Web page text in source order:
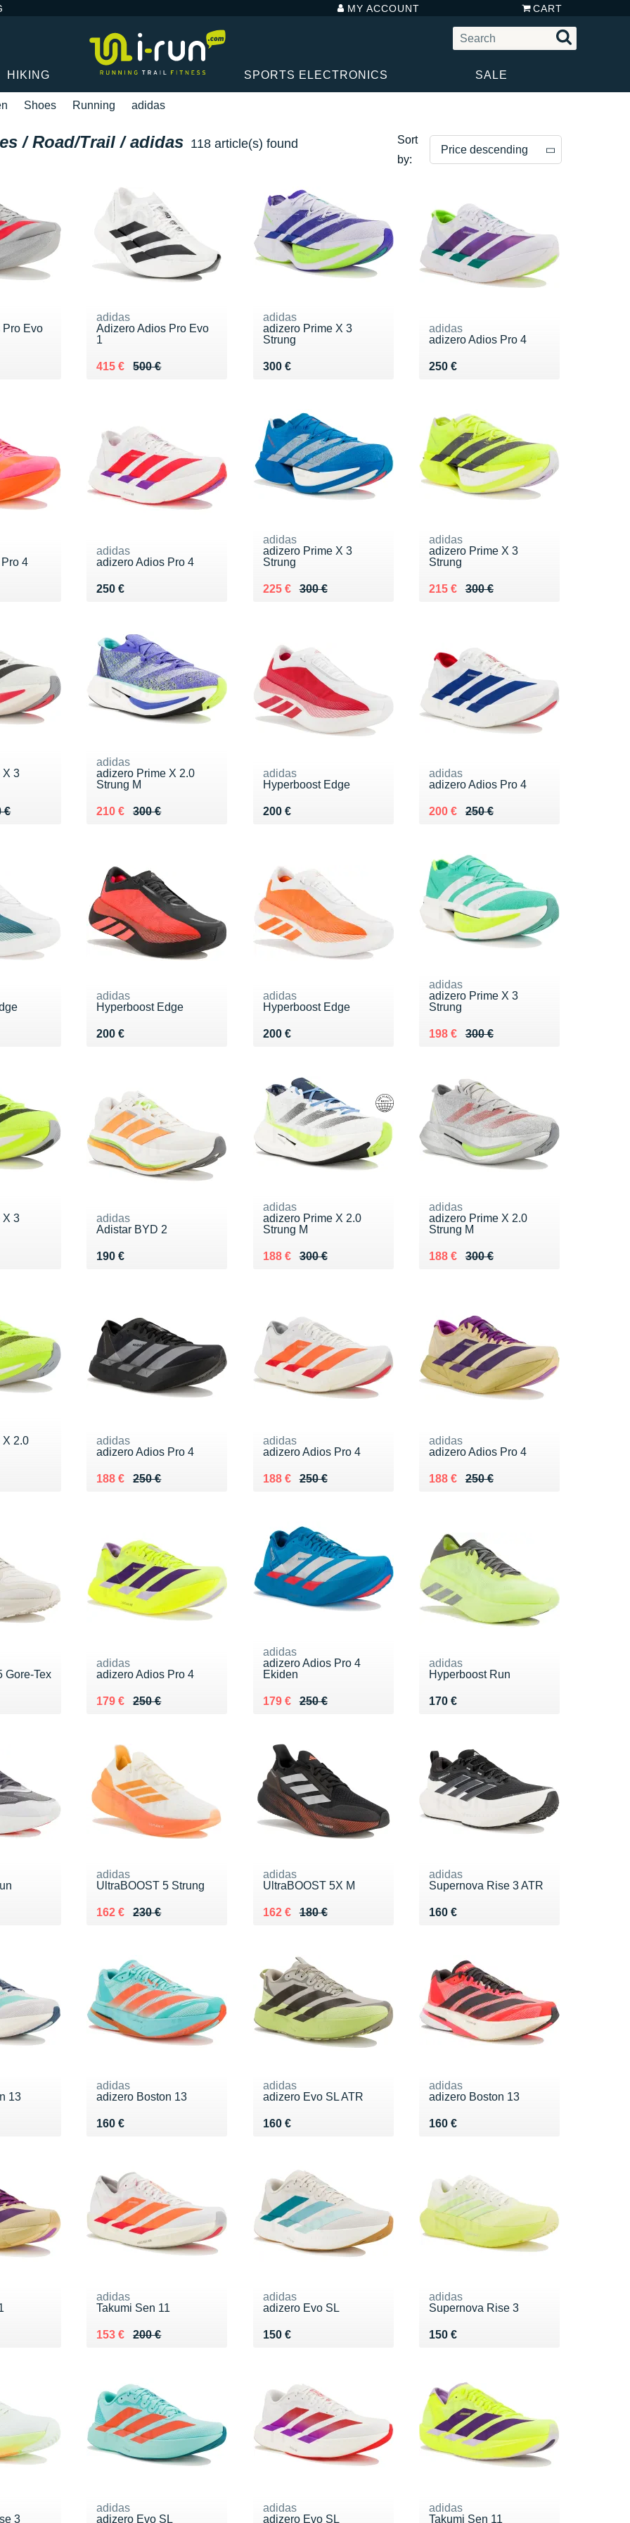
MY ACCOUNT CART
HIKING SPORTS ELECTRONICS SALE
Shoes Running adidas
/ Road/Trail / adidas 118 article(s) found
Sort
by:
Price descending
Price ascending
Pro Evo
adidas
Adizero Adios Pro Evo
1
500 €
Au lieu de 500 €
415 €
Vendu 415 €
adidas
adizero Prime X 3
Strung
300 €
Vendu 300 €
adidas
adizero Adios Pro 4
250 €
Vendu 250 €
4
adidas
adizero Adios Pro 4
250 €
Vendu 250 €
adidas
adizero Prime X 3
Strung
300 €
Au lieu de 300 €
225 €
Vendu 225 €
adidas
adizero Prime X 3
Strung
300 €
Au lieu de 300 €
215 €
Vendu 215 €
X 3
€
€
€
adidas
adizero Prime X 2.0
Strung M
300 €
Au lieu de 300 €
210 €
Vendu 210 €
adidas
Hyperboost Edge
200 €
Vendu 200 €
adidas
adizero Adios Pro 4
250 €
Au lieu de 250 €
200 €
Vendu 200 €
adidas
Hyperboost Edge
200 €
Vendu 200 €
adidas
Hyperboost Edge
200 €
Vendu 200 €
adidas
adizero Prime X 3
Strung
300 €
Au lieu de 300 €
198 €
Vendu 198 €
X 3
€
adidas
Adistar BYD 2
190 €
Vendu 190 €
adidas
adizero Prime X 2.0
Strung M
300 €
Au lieu de 300 €
188 €
Vendu 188 €
adidas
adizero Prime X 2.0
Strung M
300 €
Au lieu de 300 €
188 €
Vendu 188 €
X 2.0
€
adidas
adizero Adios Pro 4
250 €
Au lieu de 250 €
188 €
Vendu 188 €
adidas
adizero Adios Pro 4
250 €
Au lieu de 250 €
188 €
Vendu 188 €
adidas
adizero Adios Pro 4
250 €
Au lieu de 250 €
188 €
Vendu 188 €
Gore-Tex
€
adidas
adizero Adios Pro 4
250 €
Au lieu de 250 €
179 €
Vendu 179 €
adidas
adizero Adios Pro 4
Ekiden
250 €
Au lieu de 250 €
179 €
Vendu 179 €
adidas
Hyperboost Run
170 €
Vendu 170 €
adidas
UltraBOOST 5 Strung
230 €
Au lieu de 230 €
162 €
Vendu 162 €
adidas
UltraBOOST 5X M
180 €
Au lieu de 180 €
162 €
Vendu 162 €
adidas
Supernova Rise 3 ATR
160 €
Vendu 160 €
13
adidas
adizero Boston 13
160 €
Vendu 160 €
adidas
adizero Evo SL ATR
160 €
Vendu 160 €
adidas
adizero Boston 13
160 €
Vendu 160 €
€
adidas
Takumi Sen 11
200 €
Au lieu de 200 €
153 €
Vendu 153 €
adidas
adizero Evo SL
150 €
Vendu 150 €
adidas
Supernova Rise 3
150 €
Vendu 150 €
3
adidas
adizero Evo SL
adidas
adizero Evo SL
adidas
Takumi Sen 11